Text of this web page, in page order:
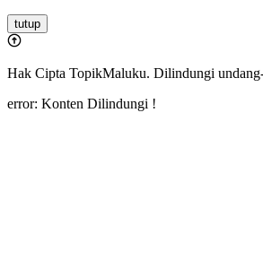
tutup
Hak Cipta TopikMaluku. Dilindungi
error: Konten Dilindungi !